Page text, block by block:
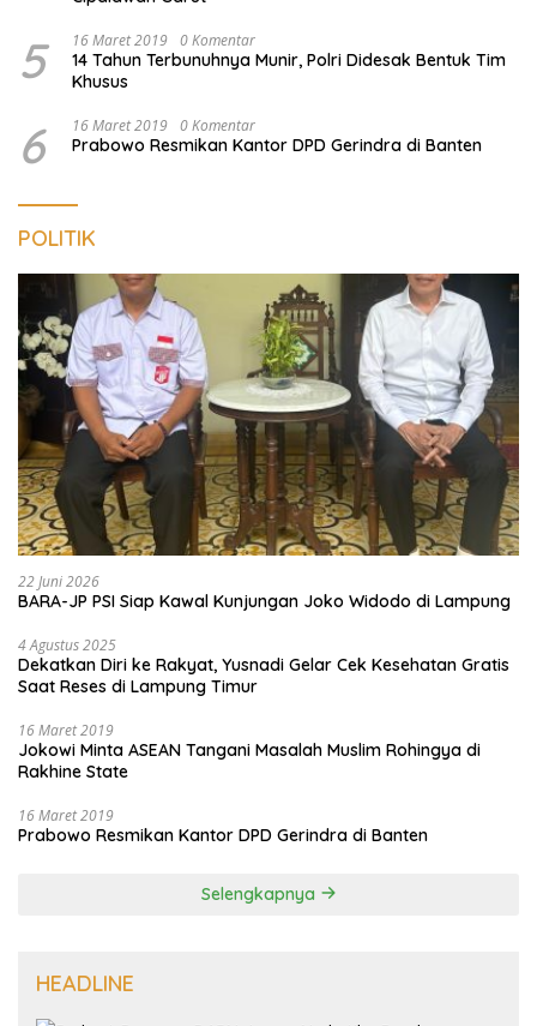
5 16 Maret 2019 0 Komentar
14 Tahun Terbunuhnya Munir, Polri Didesak Bentuk Tim
Khusus
6 16 Maret 2019 0 Komentar
Prabowo Resmikan Kantor DPD Gerindra di Banten
POLITIK
22 Juni 2026
BARA-JP PSI Siap Kawal Kunjungan Joko Widodo di Lampung
4 Agustus 2025
Dekatkan Diri ke Rakyat, Yusnadi Gelar Cek Kesehatan Gratis
Saat Reses di Lampung Timur
16 Maret 2019
Jokowi Minta ASEAN Tangani Masalah Muslim Rohingya di
Rakhine State
16 Maret 2019
Prabowo Resmikan Kantor DPD Gerindra di Banten
Selengkapnya
HEADLINE